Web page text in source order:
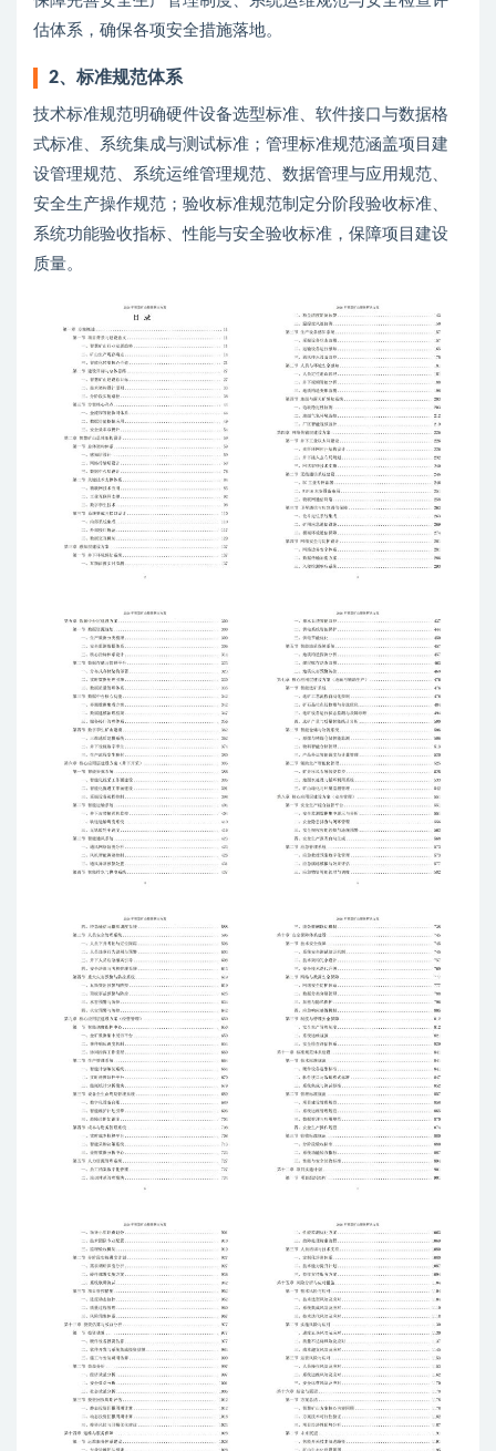
估体系，确保各项安全措施落地。
2、 标准规范体系
技术标准规范明确硬件设备选型标准、软件接口与数据格
式标准、系统集成与测试标准；管理标准规范涵盖项目建
设管理规范、系统运维管理规范、数据管理与应用规范、
安全生产操作规范；验收标准规范制定分阶段验收标准、
系统功能验收指标、性能与安全验收标准，保障项目建设
质量。